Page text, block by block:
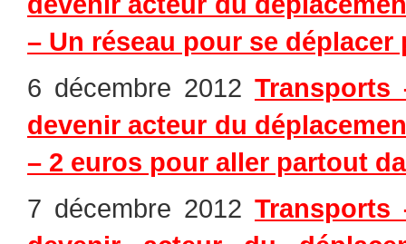
– Un réseau pour se
6 décembre 2012 Transports
devenir acteur du
– 2 euros pour aller partout
7 décembre 2012 Transports